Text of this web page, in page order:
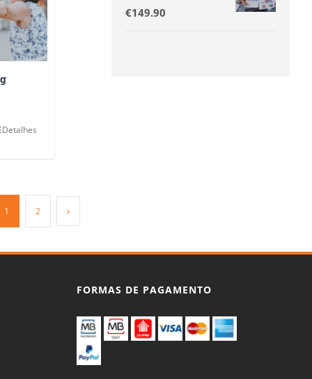
Detalhes
1 2
€149.90
FORMAS DE PAGAMENTO